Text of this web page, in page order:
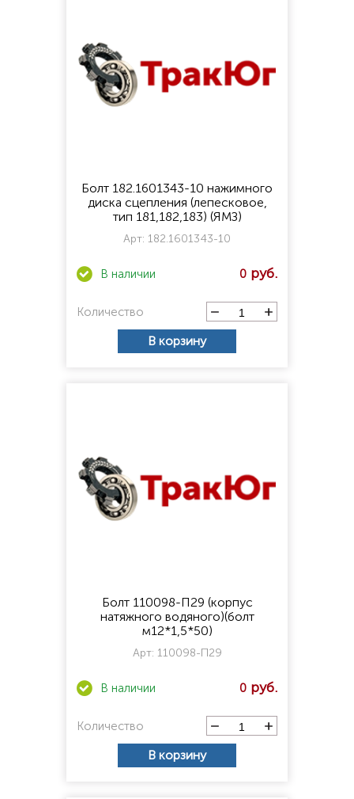
Болт 182.1601343-10 нажимного
диска сцепления (лепесковое,
тип 181,182,183) (ЯМЗ)
Арт: 182.1601343-10
0
Количество
В корзину
Болт 110098-П29 (корпус
натяжного водяного)(болт
м12*1,5*50)
Арт: 110098-П29
0
Количество
В корзину